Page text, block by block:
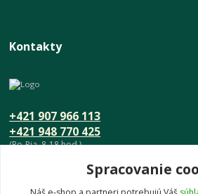
Kontakty
+421 948 770 425
+421 907 966 113
(Po-Pia, 8-18 hod.)
info@umeniedomova.sk
Spracovanie